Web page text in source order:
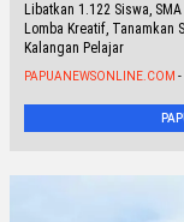
Libatkan 1.122 Siswa,
Lomba Kreatif, Tanamkan
Kalangan Pelajar
PAPUANEWSONLINE.COM -